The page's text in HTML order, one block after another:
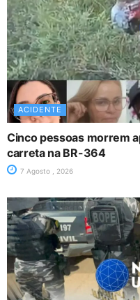
ACIDENTE
Cinco pessoas morrem
carreta na BR-364
7 Agosto , 2026